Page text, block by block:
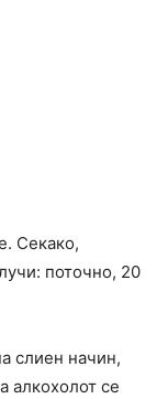
Секако,
поточно, 20
слиен начин,
алкохолот се